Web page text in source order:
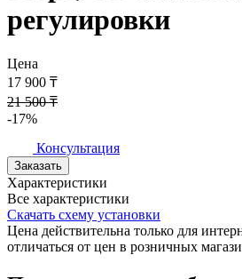
регулировки
Цена
17 900 ₸
21 500 ₸
-17%
Консультация
Заказать
Характеристики
Все характеристики
Скачать схему установки
Цена действительна только для
отличаться от цен в розничных